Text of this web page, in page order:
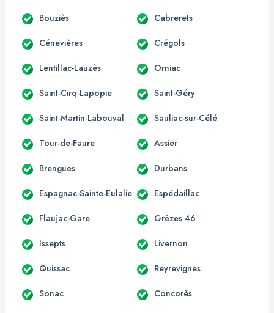
Bouziès Cabrerets
Cénevières Crégols
Lentillac-Lauzès Orniac
Saint-Cirq-Lapopie Saint-Géry
Saint-Martin-Labouval Sauliac-sur-Célé
Tour-de-Faure Assier
Brengues Durbans
Espagnac-Sainte-Eulalie Espédaillac
Flaujac-Gare Grèzes 46
Issepts Livernon
Quissac Reyrevignes
Sonac Concorès